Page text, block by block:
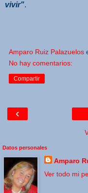
vivir".
Amparo Ruiz Palazuelos
No hay comentarios:
Compartir
‹
Datos personales
Amparo
Ver todo mi